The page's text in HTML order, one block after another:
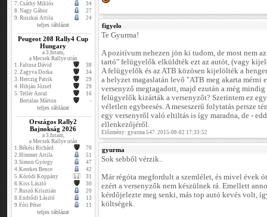
7. Csáthy Miklós
34
8. Nagy Gábor
27
9. Ruszkai Attila 24
teljes táblázat
Peugeot 208 Rally4 Cup
Hungary
a 3.futam,
a Mecsek Rallye után
1. Faltusz Dávid
38
2. Zagyva Dorka
34
3. Herczig Patrik
29
4. Hibján József
29
5. Tellér Antal
16
Bertalan Márton
-
teljes táblázat
Országos Rally2
Bajnokság 2026
a 3.futam,
a Mecsek Rallye után
1.Békési Richárd
70
2.Himmer Attila
51
3.Simon György
47
4.Kerekes Bence
42
5.Kóródi Koppány
31
6.Kiss László
30
7.Ruszó Krisztián
20
8.Endrődi László
13
9.Fóti Péter 11
teljes táblázat
figyelo
Te Gyurma!
A pozitívum nehezen jön ki tudom, de most nem
tartó" felügyelők elküldték ezt az autót, (vagy
A felügyelők és az ATB közösen kijelölték a
a helyzet magaslatán levő "ATB meg akarta mérni
versenyző megtagadott, majd ezután a még
felügyelők kizárták a versenyzőt? Szerintem ez
véletlen egybeesés. A meseszerű folytatás persze
egy versenyről való eltiltás is így maradna, de -
ellenkezőjéről.
Előzmény: gyurma 547. 2015-08-02 17:33:52
gyurma
Sok sebből vérzik..
Már régóta megfordult a szemlélet, és mivel évek
ezért a versenyzők nem készülnek rá. Emellett
kérdőjelezte meg senki, más top autó kevés volt,
költségek.